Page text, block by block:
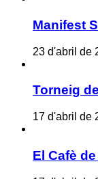
Manifest
23 d'abril de
Torneig
17 d'abril de
El Cafè